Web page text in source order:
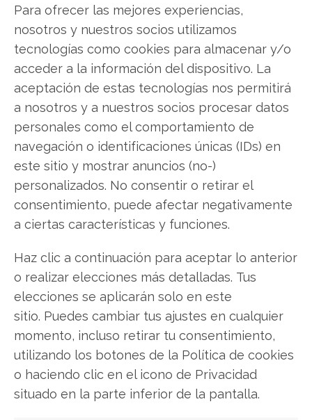
Para ofrecer las mejores experiencias,
nosotros y nuestros socios utilizamos
tecnologías como cookies para almacenar y/o
acceder a la información del dispositivo. La
aceptación de estas tecnologías nos permitirá
a nosotros y a nuestros socios procesar datos
personales como el comportamiento de
navegación o identificaciones únicas (IDs) en
este sitio y mostrar anuncios (no-)
personalizados. No consentir o retirar el
consentimiento, puede afectar negativamente
a ciertas características y funciones.
Haz clic a continuación para aceptar lo anterior
o realizar elecciones más detalladas. Tus
elecciones se aplicarán solo en este
sitio. Puedes cambiar tus ajustes en cualquier
momento, incluso retirar tu consentimiento,
utilizando los botones de la Política de cookies
o haciendo clic en el icono de Privacidad
situado en la parte inferior de la pantalla.
de Palantir del 1 de agosto tiene la respuesta:
Los últimos resultados de Palantir son
contundentes: Acción inmediata requerida para
los inversores de Palantir. ¿Merece la pena
invertir o es momento de vender? En el Análisis
gratuito actual del 1 de agosto descubrirá
exactamente qué hacer.
Palantir: ¿Comprar o vender? ¡Lee más aquí!
Compartir este artículo
Twitter
Facebook